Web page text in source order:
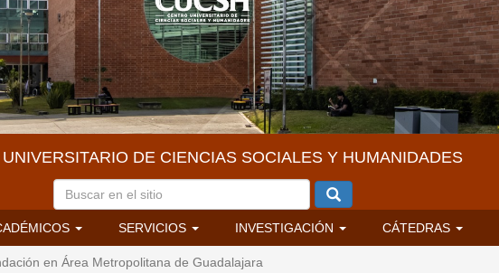
DE CIENCIAS SOCIALES Y HUMANIDADES
SERVICIOS INVESTIGACIÓN CÁTEDRAS
en Área Metropolitana de Guadalajara